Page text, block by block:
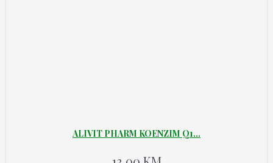
ALIVIT PHARM KOENZIM Q1...